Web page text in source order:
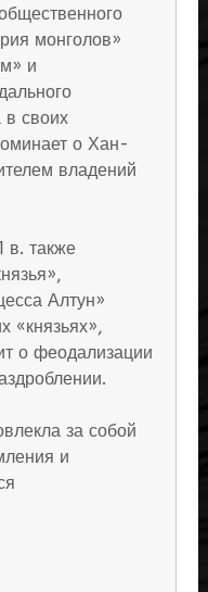
монголов»
и
в своих
о Хан-
владений
в. также
Алтун»
«князьях»,
о феодализации
за собой
и